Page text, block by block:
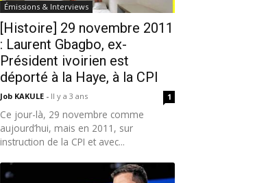
Émissions & Interviews
[Histoire] 29 novembre 2011
: Laurent Gbagbo, ex-
Président ivoirien est
déporté à la Haye, à la CPI
Job KAKULE - Il y a 3 ans 1
Ce jour-là, 29 novembre comme
aujourd’hui, mais en 2011, sur
instruction de la CPI et avec...